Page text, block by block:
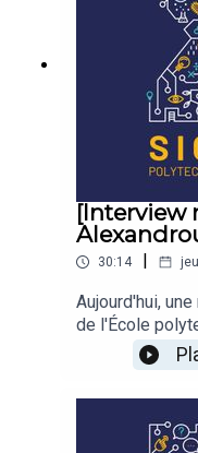
[Interview
30:14
Aujourd'hui,
de l'École
née en Grèce.
États-Unis, et
carrière de
et de
formation, elle